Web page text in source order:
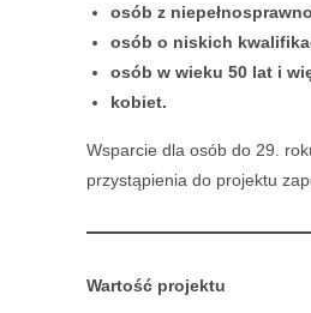
osób z
osób o niskich
osób w wieku 50 lat i
kobiet.
Wsparcie dla osób do 29.
przystąpienia do projektu
Wartość projektu